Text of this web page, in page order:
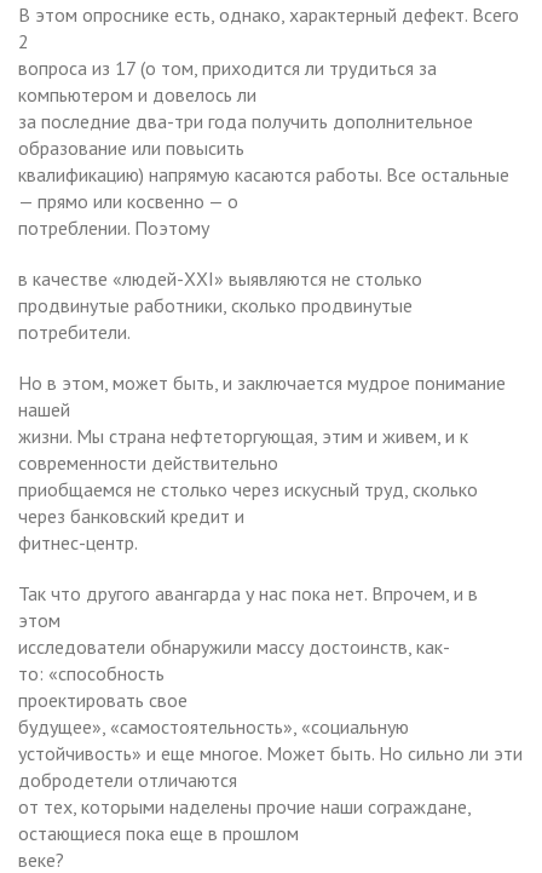
В этом опроснике есть, однако, характерный дефект. Всего
2
вопроса из 17 (о том, приходится ли трудиться за
компьютером и довелось ли
за последние два-три года получить дополнительное
образование или повысить
квалификацию) напрямую касаются работы. Все остальные
— прямо или косвенно — о
потреблении. Поэтому
в качестве «людей-XXI» выявляются не столько
продвинутые работники, сколько продвинутые
потребители.
Но в этом, может быть, и заключается мудрое понимание
нашей
жизни. Мы страна нефтеторгующая, этим и живем, и к
современности действительно
приобщаемся не столько через искусный труд, сколько
через банковский кредит и
фитнес-центр.
Так что другого авангарда у нас пока нет. Впрочем, и в
этом
исследователи обнаружили массу достоинств, как-
то: «способность
проектировать свое
будущее», «самостоятельность», «социальную
устойчивость» и еще многое. Может быть. Но сильно ли эти
добродетели отличаются
от тех, которыми наделены прочие наши сограждане,
остающиеся пока еще в прошлом
веке?